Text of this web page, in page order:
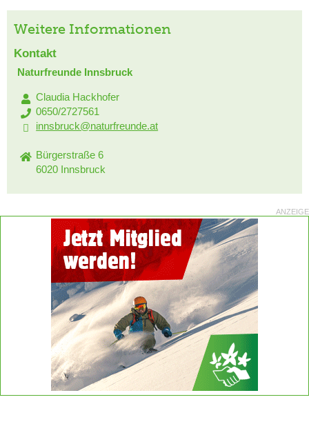
Weitere Informationen
Kontakt
Naturfreunde Innsbruck
Claudia Hackhofer
0650/2727561
innsbruck@naturfreunde.at
Bürgerstraße 6
6020 Innsbruck
ANZEIGE